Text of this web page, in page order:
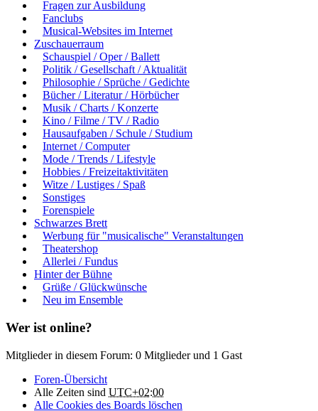
Fragen zur Ausbildung
Fanclubs
Musical-Websites im Internet
Zuschauerraum
Schauspiel / Oper / Ballett
Politik / Gesellschaft / Aktualität
Philosophie / Sprüche / Gedichte
Bücher / Literatur / Hörbücher
Musik / Charts / Konzerte
Kino / Filme / TV / Radio
Hausaufgaben / Schule / Studium
Internet / Computer
Mode / Trends / Lifestyle
Hobbies / Freizeitaktivitäten
Witze / Lustiges / Spaß
Sonstiges
Forenspiele
Schwarzes Brett
Werbung für "musicalische" Veranstaltungen
Theatershop
Allerlei / Fundus
Hinter der Bühne
Grüße / Glückwünsche
Neu im Ensemble
Wer ist online?
Mitglieder in diesem Forum: 0 Mitglieder und 1 Gast
Foren-Übersicht
Alle Zeiten sind UTC+02:00
Alle Cookies des Boards löschen